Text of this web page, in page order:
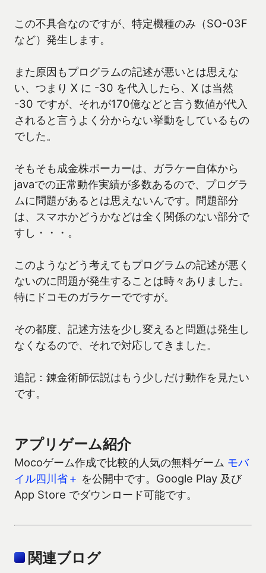
この不具合なのですが、特定機種のみ（SO-03F
など）発生します。
また原因もプログラムの記述が悪いとは思えな
い、つまり X に -30 を代入したら、X は当然
-30 ですが、それが170億などと言う数値が代入
されると言うよく分からない挙動をしているもの
でした。
そもそも成金株ポーカーは、ガラケー自体から
javaでの正常動作実績が多数あるので、プログラ
ムに問題があるとは思えないんです。問題部分
は、スマホかどうかなどは全く関係のない部分で
すし・・・。
このようなどう考えてもプログラムの記述が悪く
ないのに問題が発生することは時々ありました。
特にドコモのガラケーでですが。
その都度、記述方法を少し変えると問題は発生し
なくなるので、それで対応してきました。
追記：錬金術師伝説はもう少しだけ動作を見たい
です。
アプリゲーム紹介
Mocoゲーム作成で比較的人気の無料ゲーム モバ
イル四川省＋ を公開中です。Google Play 及び
App Store でダウンロード可能です。
関連ブログ